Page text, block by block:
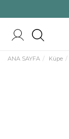
ANA SAYFA Küpe